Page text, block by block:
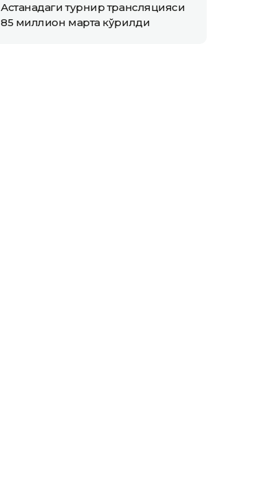
Астанадаги турнир трансляцияси
85 миллион марта кўрилди